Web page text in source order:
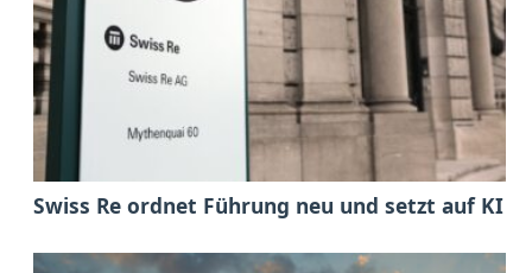
Swiss Re ordnet Führung neu und setzt auf KI